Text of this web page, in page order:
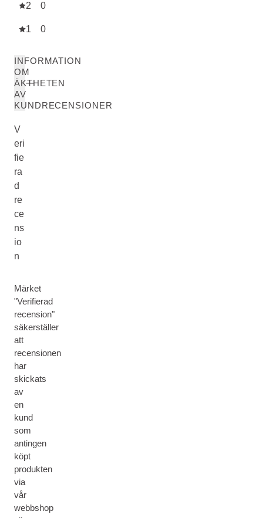
2 0
1 0
INFORMATION
OM
ÄKTHETEN
AV
KUNDRECENSIONER
V
eri
fie
ra
d
re
ce
ns
io
n
Märket
"Verifierad
recension"
säkerställer
att
recensionen
har
skickats
av
en
kund
som
antingen
köpt
produkten
via
vår
webbshop